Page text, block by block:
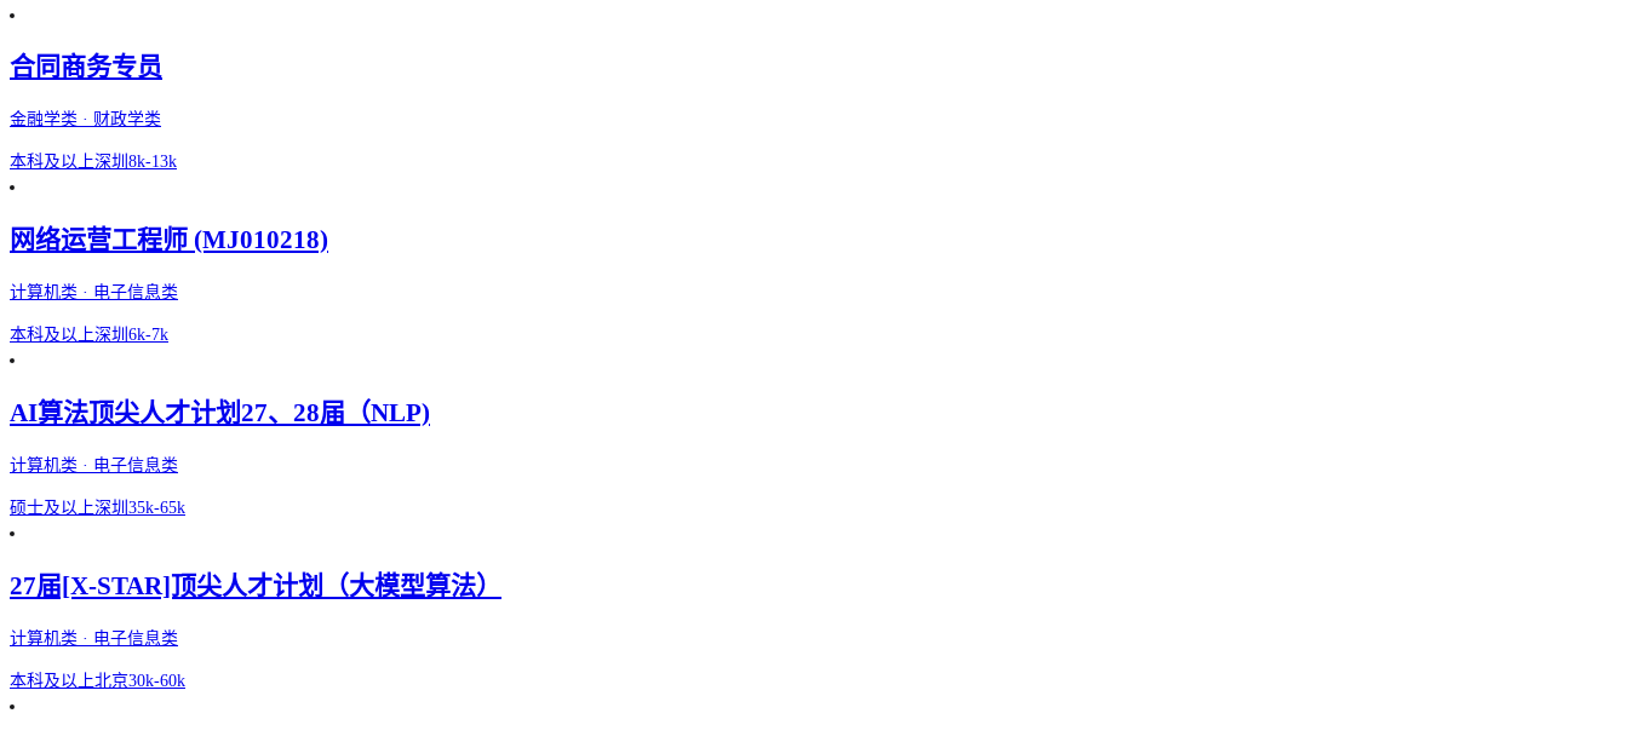
合同商务专员
金融学类 · 财政学类
本科及以上深圳 8k-13k
网络运营工程师 (MJ010218)
计算机类 · 电子信息类
本科及以上深圳 6k-7k
AI算法顶尖人才计划27、28届（NLP)
计算机类 · 电子信息类
硕士及以上深圳 35k-65k
27届[X-STAR]顶尖人才计划（大模型算法）
计算机类 · 电子信息类
本科及以上北京30k-60k